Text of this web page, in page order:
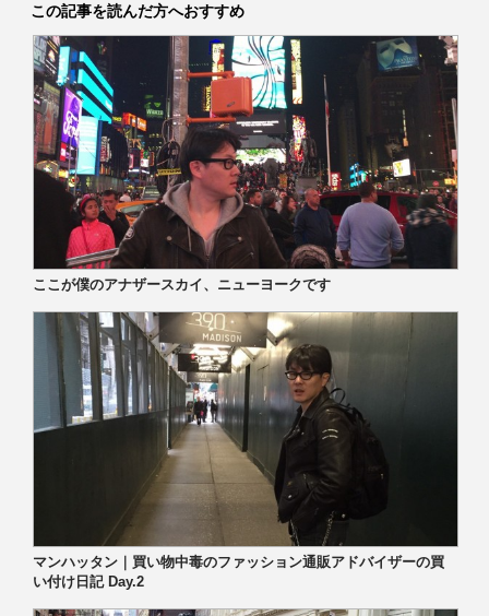
この記事を読んだ方へおすすめ
ここが僕のアナザースカイ、ニューヨークです
マンハッタン｜買い物中毒のファッション通販アドバイザーの買
い付け日記 Day.2